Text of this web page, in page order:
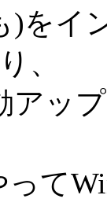
)をイ
、
アッ
て